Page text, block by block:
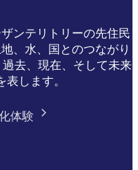
ンテリトリーの先住民
、水、国とのつながり
去、現在、そして未来
します。
体験